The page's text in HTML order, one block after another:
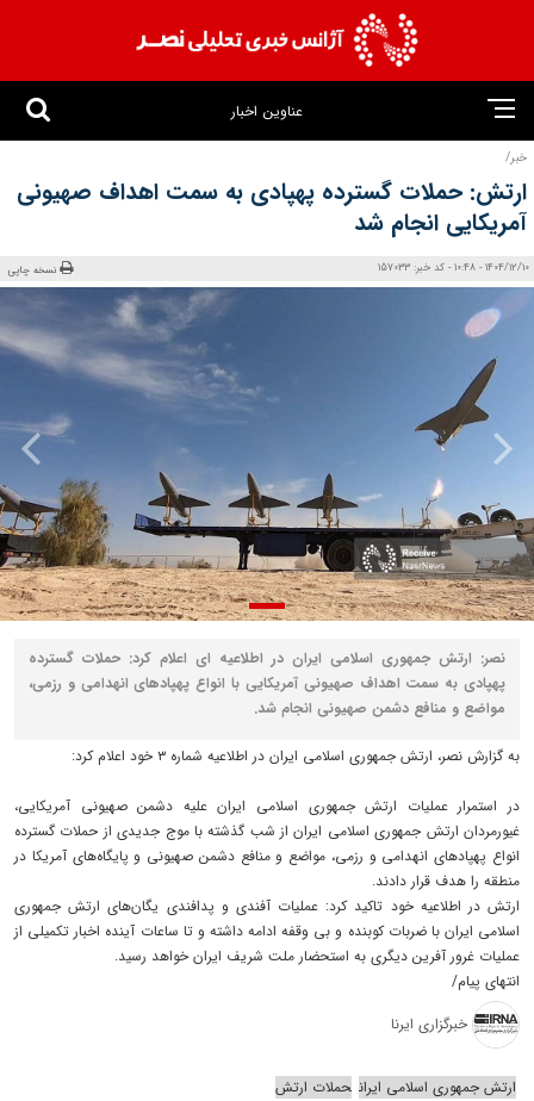
عناوین اخبار
خبر/
ارتش: حملات گسترده پهپادی به سمت اهداف صهیونی
آمریکایی انجام شد
1404/12/10 - 10:48 - کد خبر: 157033 نسخه چاپی
نصر: ارتش جمهوری اسلامی ایران در اطلاعیه ای اعلام کرد: حملات گسترده
پهپادی به سمت اهداف صهیونی آمریکایی با انواع پهپادهای انهدامی و رزمی،
مواضع و منافع دشمن صهیونی انجام شد.
به گزارش نصر، ارتش جمهوری اسلامی ایران در اطلاعیه شماره ۳ خود اعلام کرد:
در استمرار عملیات ارتش جمهوری اسلامی ایران علیه دشمن صهیونی آمریکایی،
غیورمردان ارتش جمهوری اسلامی ایران از شب گذشته با موج جدیدی از حملات گسترده
انواع پهپادهای انهدامی و رزمی، مواضع و منافع دشمن صهیونی و پایگاه‌های آمریکا در
منطقه را هدف قرار دادند.
ارتش در اطلاعیه خود تاکید کرد: عملیات آفندی و پدافندی یگان‌های ارتش جمهوری
اسلامی ایران با ضربات کوبنده و بی وقفه ادامه داشته و تا ساعات آینده اخبار تکمیلی از
عملیات غرور آفرین دیگری به استحضار ملت شریف ایران خواهد رسید.
انتهای پیام/
خبرگزاری ایرنا
ارتش جمهوری اسلامی ایران حملات ارتش